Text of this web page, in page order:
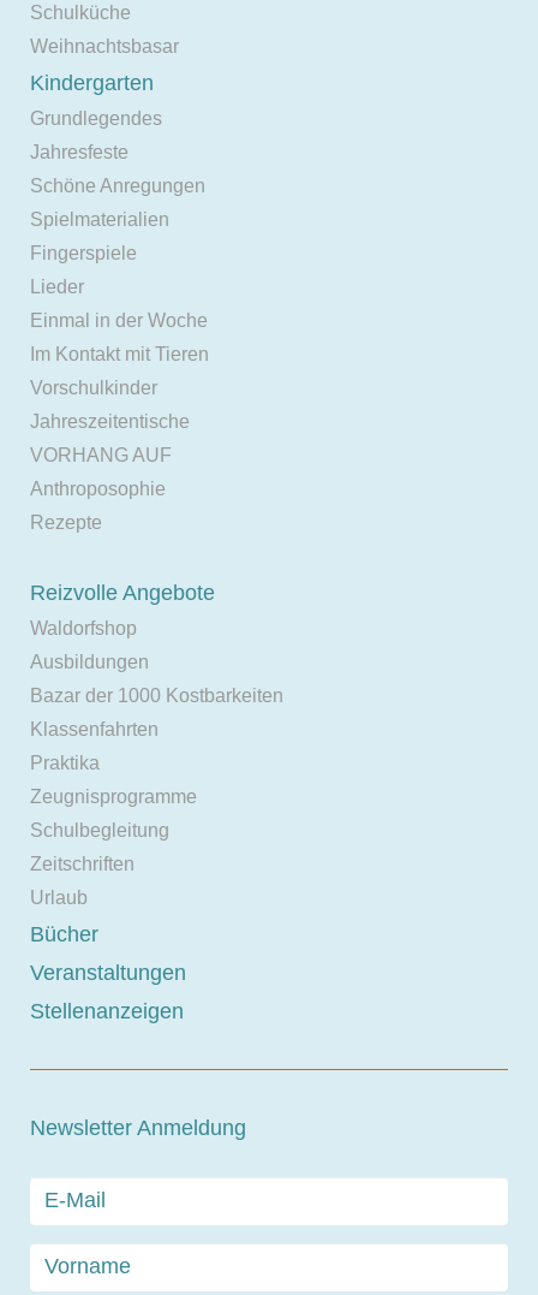
Schulküche
Weihnachtsbasar
Kindergarten
Grundlegendes
Jahresfeste
Schöne Anregungen
Spielmaterialien
Fingerspiele
Lieder
Einmal in der Woche
Im Kontakt mit Tieren
Vorschulkinder
Jahreszeitentische
VORHANG AUF
Anthroposophie
Rezepte
Reizvolle Angebote
Waldorfshop
Ausbildungen
Bazar der 1000 Kostbarkeiten
Klassenfahrten
Praktika
Zeugnisprogramme
Schulbegleitung
Zeitschriften
Urlaub
Bücher
Veranstaltungen
Stellenanzeigen
Newsletter Anmeldung